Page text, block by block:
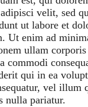
velit, sed
ut labore et
Ut enim ad
ullam
commodi
qui in ea
vel illum
nulla pariatur.